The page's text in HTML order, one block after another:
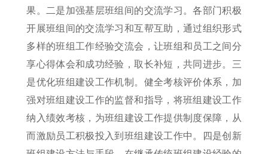
果。二是加强基层班组间的交流学习。各部门积极
开展班组间的交流学习和互帮互助，通过组织形式
多样的班组工作经验交流会，让班组和员工之间分
享心得体会和成功经验，取长补短，共同进步。三
是优化班组建设工作机制。健全考核评价体系，加
强对班组建设工作的监督和指导，将班组建设工作
纳入绩效考核，为班组建设工作提供制度保障，从
而激励员工积极投入到班组建设工作中。四是创新